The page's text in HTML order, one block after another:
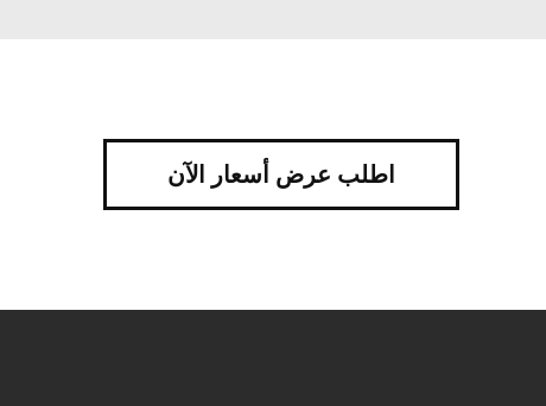
اطلب عرض أسعار الآن